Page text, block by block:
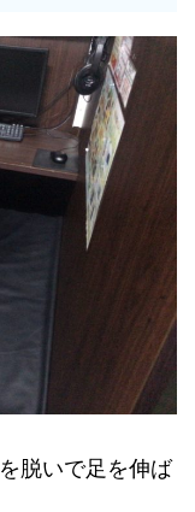
脱いで足を伸ば